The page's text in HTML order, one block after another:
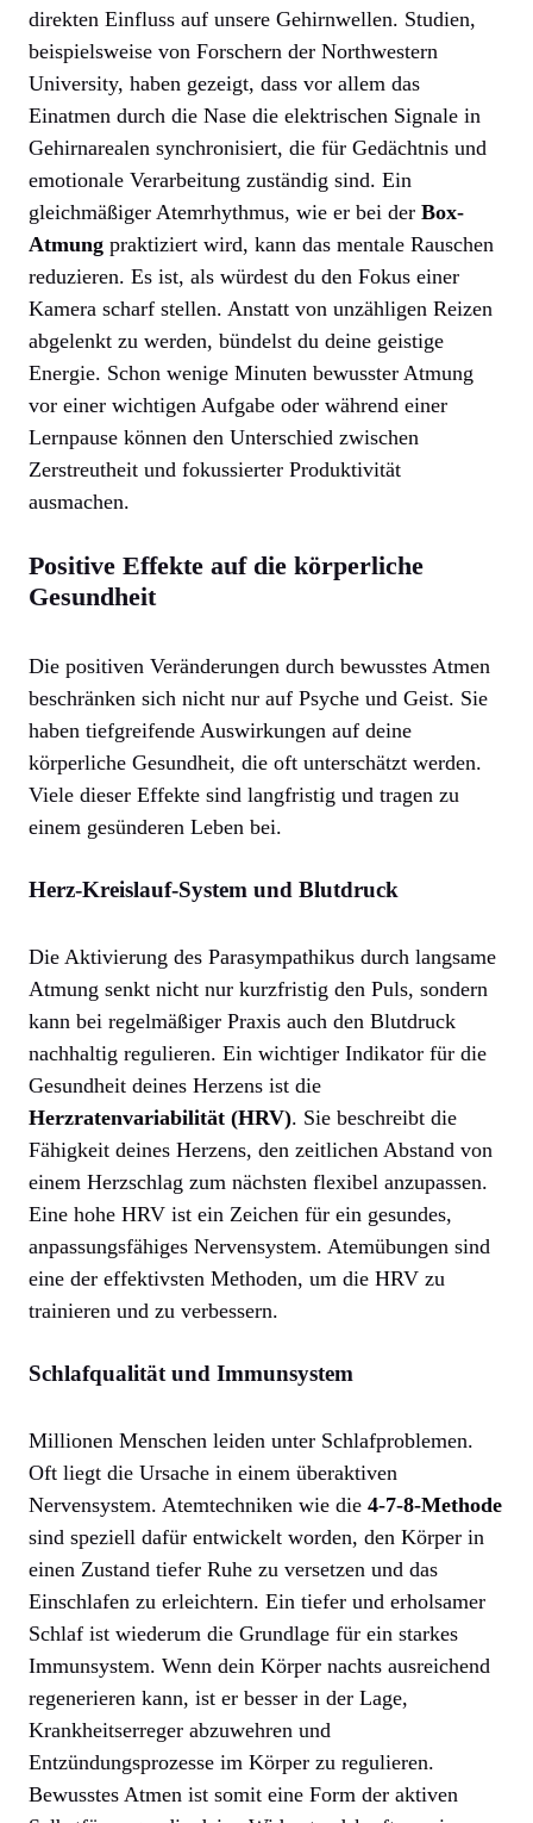
direkten Einfluss auf unsere Gehirnwellen. Studien,
beispielsweise von Forschern der Northwestern
University, haben gezeigt, dass vor allem das
Einatmen durch die Nase die elektrischen Signale in
Gehirnarealen synchronisiert, die für Gedächtnis und
emotionale Verarbeitung zuständig sind. Ein
gleichmäßiger Atemrhythmus, wie er bei der Box-
Atmung praktiziert wird, kann das mentale Rauschen
reduzieren. Es ist, als würdest du den Fokus einer
Kamera scharf stellen. Anstatt von unzähligen Reizen
abgelenkt zu werden, bündelst du deine geistige
Energie. Schon wenige Minuten bewusster Atmung
vor einer wichtigen Aufgabe oder während einer
Lernpause können den Unterschied zwischen
Zerstreutheit und fokussierter Produktivität
ausmachen.
Positive Effekte auf die körperliche
Gesundheit
Die positiven Veränderungen durch bewusstes Atmen
beschränken sich nicht nur auf Psyche und Geist. Sie
haben tiefgreifende Auswirkungen auf deine
körperliche Gesundheit, die oft unterschätzt werden.
Viele dieser Effekte sind langfristig und tragen zu
einem gesünderen Leben bei.
Herz-Kreislauf-System und Blutdruck
Die Aktivierung des Parasympathikus durch langsame
Atmung senkt nicht nur kurzfristig den Puls, sondern
kann bei regelmäßiger Praxis auch den Blutdruck
nachhaltig regulieren. Ein wichtiger Indikator für die
Gesundheit deines Herzens ist die
Herzratenvariabilität (HRV). Sie beschreibt die
Fähigkeit deines Herzens, den zeitlichen Abstand von
einem Herzschlag zum nächsten flexibel anzupassen.
Eine hohe HRV ist ein Zeichen für ein gesundes,
anpassungsfähiges Nervensystem. Atemübungen sind
eine der effektivsten Methoden, um die HRV zu
trainieren und zu verbessern.
Schlafqualität und Immunsystem
Millionen Menschen leiden unter Schlafproblemen.
Oft liegt die Ursache in einem überaktiven
Nervensystem. Atemtechniken wie die 4-7-8-Methode
sind speziell dafür entwickelt worden, den Körper in
einen Zustand tiefer Ruhe zu versetzen und das
Einschlafen zu erleichtern. Ein tiefer und erholsamer
Schlaf ist wiederum die Grundlage für ein starkes
Immunsystem. Wenn dein Körper nachts ausreichend
regenerieren kann, ist er besser in der Lage,
Krankheitserreger abzuwehren und
Entzündungsprozesse im Körper zu regulieren.
Bewusstes Atmen ist somit eine Form der aktiven